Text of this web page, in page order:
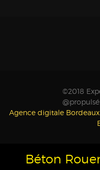
©2018
Agence digitale Bordeaux
Béton